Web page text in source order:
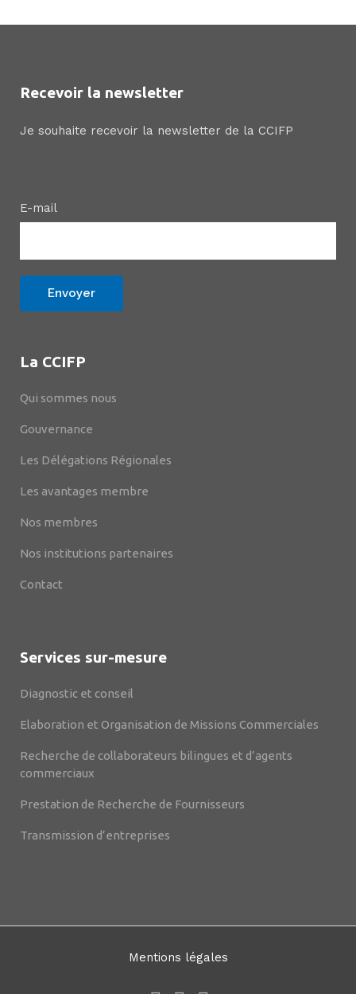
Recevoir la newsletter
Je souhaite recevoir la newsletter de la CCIFP
E-mail
La CCIFP
Qui sommes nous
Gouvernance
Les Délégations Régionales
Les avantages membre
Nos membres
Nos institutions partenaires
Contact
Services sur-mesure
Diagnostic et conseil
Elaboration et Organisation de Missions Commerciales
Recherche de collaborateurs bilingues et d’agents
commerciaux
Prestation de Recherche de Fournisseurs
Transmission d’entreprises
Mentions légales